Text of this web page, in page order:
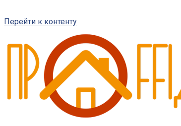
Перейти к контенту